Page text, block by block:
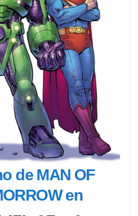
de MAN OF
en